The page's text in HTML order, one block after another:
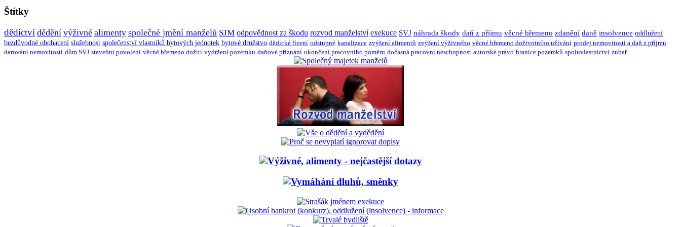
Štítky
dědictví dědění výživné alimenty společné jmění manželů SJM odpovědnost za škodu rozvod manželství exekuce SVJ náhrada škody daň z příjmu věcné břemeno zdanění daně insolvence oddlužení
bezdůvodné obohacení služebnost společenství vlastníků bytových jednotek bytové družstvo dědické řízení odstupné kanalizace zvýšení alimentů zvýšení výživného věcné břemeno doživotního užívání prodej nemovitosti a daň z příjmu
darování nemovitosti dům SVJ stavební povolení věcné břemeno dožití vydržení pozemku daňové přiznání ukončení pracovního poměru dočasná pracovní neschopnost autorské právo hranice pozemků spoluvlastnictví zubař